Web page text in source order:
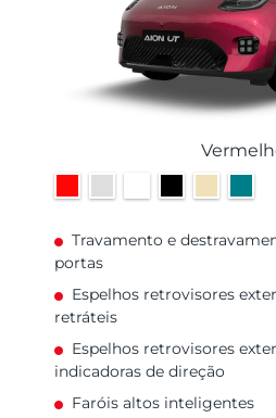
Travamento e
portas
Espelhos retrovisores
retráteis
Espelhos retrovisores
indicadoras de direção
Faróis altos inteligentes